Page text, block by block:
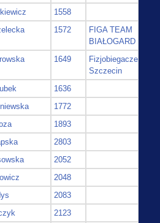
1558
1572
FIGA TEAM
BIAŁOGARD
1649
Fizjobiegacze
Szczecin
1636
1772
1893
2803
2052
2048
2083
2123